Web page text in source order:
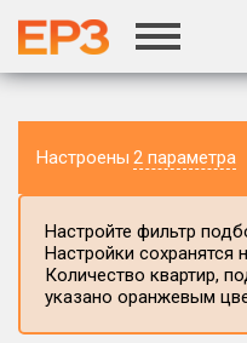
Настроены 2 параметра
Регион ЖК
Все регионы
Настройте фильтр
Настройки сохранятся
Количество квартир,
указано оранжевым